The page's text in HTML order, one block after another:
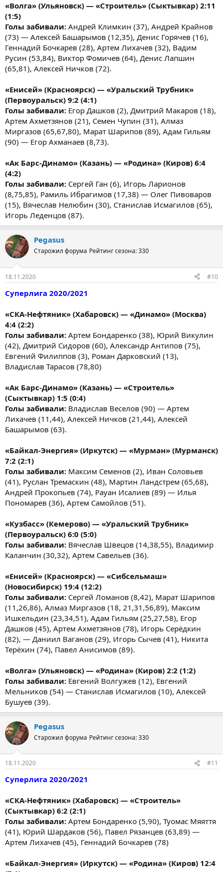
«Волга» (Ульяновск) — «Строитель» (Сыктывкар) 2:11
(1:5)
Голы забивали: Андрей Климкин (37), Андрей Крайнов
(73) — Алексей Башарымов (12,35), Денис Горячев (16),
Геннадий Бочкарев (28), Артем Лихачев (32), Вадим
Русин (53,84), Виктор Фомичев (64), Денис Лапшин
(65,81), Алексей Ничков (72).
«Енисей» (Красноярск) — «Уральский Трубник»
(Первоуральск) 9:2 (4:1)
Голы забивали: Егор Дашков (2), Дмитрий Макаров (18),
Артем Ахметзянов (21), Семен Чупин (31), Алмаз
Миргазов (65,67,80), Марат Шарипов (89), Адам Гильям
(90) — Егор Ахманаев (8,73).
«Ак Барс-Динамо» (Казань) — «Родина» (Киров) 6:4
(4:2)
Голы забивали: Сергей Ган (6), Игорь Ларионов
(8,75,85), Рамиль Ибрагимов (17,38) — Олег Пивоваров
(15), Вячеслав Нелюбин (30), Станислав Исмагилов (65),
Игорь Леденцов (87).
Pegasus
Старожил форума Рейтинг сезона: 330
18.11.2020 #10
Суперлига 2020/2021
«СКА-Нефтяник» (Хабаровск) — «Динамо» (Москва)
4:4 (2:2)
Голы забивали: Артем Бондаренко (38), Юрий Викулин
(42), Дмитрий Сидоров (60), Александр Антипов (75),
Евгений Филиппов (3), Роман Дарковский (13),
Владислав Тарасов (78,80)
«Ак Барс-Динамо» (Казань) — «Строитель»
(Сыктывкар) 1:5 (0:4)
Голы забивали: Владислав Веселов (90) — Артем
Лихачев (11,44), Алексей Ничков (21,44), Алексей
Башарымов (63).
«Байкал-Энергия» (Иркутск) — «Мурман» (Мурманск)
7:2 (2:1)
Голы забивали: Максим Семенов (2), Иван Соловьев
(41), Руслан Тремаскин (48), Мартин Ландстрем (65,68),
Андрей Прокопьев (74), Рауан Исалиев (89) — Илья
Пономарев (36), Артем Самойлов (51).
«Кузбасс» (Кемерово) — «Уральский Трубник»
(Первоуральск) 6:0 (5:0)
Голы забивали: Вячеслав Швецов (14,38,55), Владимир
Каланчин (30,32), Артем Савельев (36).
«Енисей» (Красноярск) — «Сибсельмаш»
(Новосибирск) 19:4 (12:2)
Голы забивали: Сергей Ломанов (8,42), Марат Шарипов
(11,26,86), Алмаз Миргазов (18, 21,31,56,89), Максим
Ишкельдин (23,34,51), Адам Гильям (25,27,58), Егор
Дашков (45), Артем Ахметзянов (78), Игорь Серёдкин
(82), — Даниил Ваганов (29), Игорь Сычев (41), Никита
Терёхин (74), Павел Анисимов (89).
«Волга» (Ульяновск) — «Родина» (Киров) 2:2 (1:2)
Голы забивали: Евгений Волгужев (12), Евгений
Мельников (54) — Станислав Исмагилов (10), Алексей
Бушуев (39).
Pegasus
Старожил форума Рейтинг сезона: 330
18.11.2020 #11
Суперлига 2020/2021
«СКА-Нефтяник» (Хабаровск) — «Строитель»
(Сыктывкар) 6:2 (2:1)
Голы забивали: Артем Бондаренко (5,90), Туомас Мяяття
(41), Юрий Шардаков (56), Павел Рязанцев (63,89) —
Артем Лихачев (45), Геннадий Бочкарев (78)
«Байкал-Энергия» (Иркутск) — «Родина» (Киров) 12:4